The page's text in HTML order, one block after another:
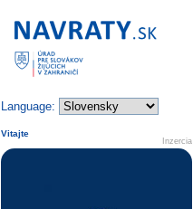
Domovská stránka
Language:
Inzercia
Vitajte